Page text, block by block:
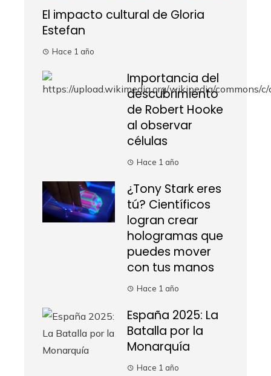
El impacto cultural de Gloria
Estefan
Hace 1 año
Importancia del
descubrimiento
de Robert Hooke
al observar
células
Hace 1 año
¿Tony Stark eres
tú? Científicos
logran crear
hologramas que
puedes mover
con tus manos
Hace 1 año
España 2025: La
Batalla por la
Monarquía
Hace 1 año